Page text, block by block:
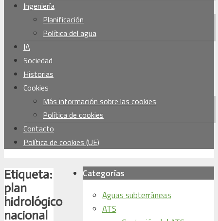
Ingeniería
Planificación
Política del agua
IA
Sociedad
Historias
Cookies
Más información sobre las cookies
Política de cookies
Contacto
Política de cookies (UE)
Etiqueta:
plan
hidrológico
nacional
Categorías
Aguas subterráneas
ATS